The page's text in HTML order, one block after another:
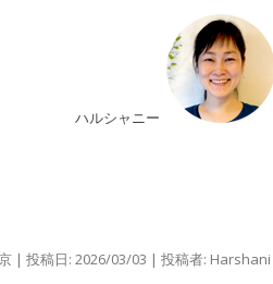
ハルシャニー
| 投稿日: 2026/03/03 | 投稿者: Harshani